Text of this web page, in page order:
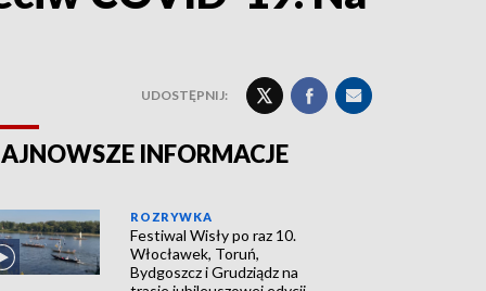
UDOSTĘPNIJ:
INFORMACJE
ROZRYWKA
Festiwal Wisły po raz 10.
Włocławek, Toruń,
Bydgoszcz i Grudziądz na